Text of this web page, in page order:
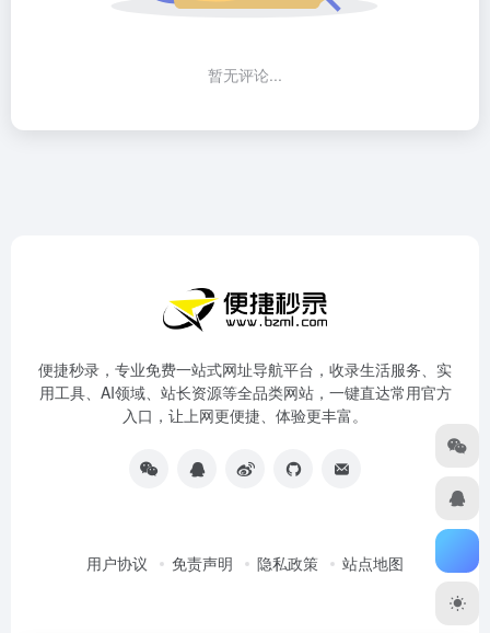
暂无评论...
便捷秒录，专业免费一站式网址导航平台，收录生活服务、实
用工具、AI领域、站长资源等全品类网站，一键直达常用官方
入口，让上网更便捷、体验更丰富。
用户协议 免责声明 隐私政策 站点地图